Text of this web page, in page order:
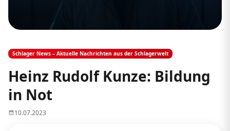
Schlager News – Aktuelle Nachrichten aus der Schlagerwelt
Heinz Rudolf Kunze: Bildung
in Not
10.07.2023